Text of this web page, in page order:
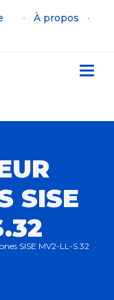
• À propos
•
SISE
SISE MV2-LL-S.32